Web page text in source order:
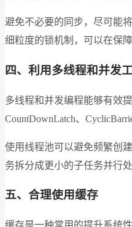
避免不必要的同步，尽可能
细粒度的锁机制，可以在保
四、利用多线程和并发
多线程和并发编程能够有效
CountDownLatch、
使用线程池可以避免频繁创
务拆分成更小的子任务并行
五、合理使用缓存